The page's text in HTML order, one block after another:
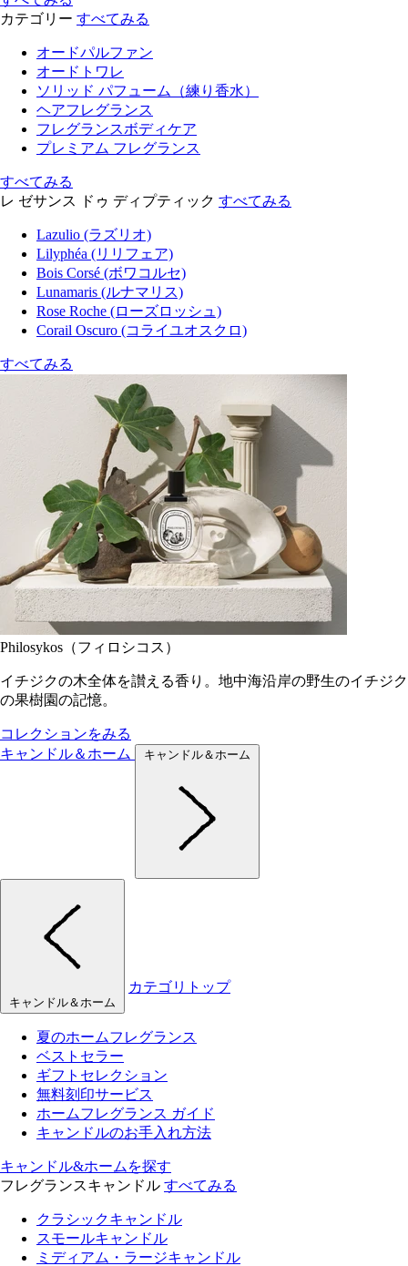
カテゴリー すべてみる
オードパルファン
オードトワレ
ソリッド パフューム（練り香水）
ヘアフレグランス
フレグランスボディケア
プレミアム フレグランス
すべてみる
レ ゼサンス ドゥ ディプティック すべてみる
Lazulio (ラズリオ)
Lilyphéa (リリフェア)
Bois Corsé (ボワコルセ)
Lunamaris (ルナマリス)
Rose Roche (ローズロッシュ)
Corail Oscuro (コライユオスクロ)
すべてみる
Philosykos（フィロシコス）
イチジクの木全体を讃える香り。地中海沿岸の野生のイチジク
の果樹園の記憶。
コレクションをみる
キャンドル＆ホーム
キャンドル＆ホーム
キャンドル＆ホーム
カテゴリトップ
夏のホームフレグランス
ベストセラー
ギフトセレクション
無料刻印サービス
ホームフレグランス ガイド
キャンドルのお手入れ方法
キャンドル&ホームを探す
フレグランスキャンドル すべてみる
クラシックキャンドル
スモールキャンドル
ミディアム・ラージキャンドル